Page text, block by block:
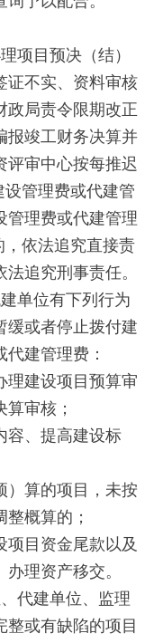
目预决（结）
证不实、资料审核
政局责令限期改正
报竣工财务决算并
评审中心按每推迟
设管理费或代建管
管理费或代建管理
，依法追究直接责
追究刑事责任。
单位有下列行为
缓或者停止拨付建
建管理费：
建设项目预算审
审核；
、提高建设标
算的项目，未按
概算的；
目资金尾款以及
理资产移交。
代建单位、监理
或有缺陷的项目